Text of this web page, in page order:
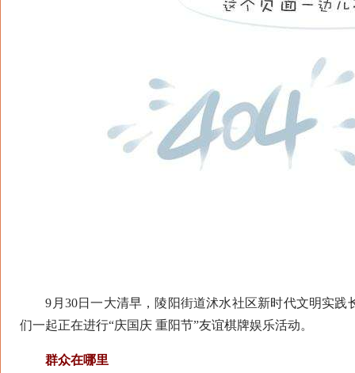
9月30日一大清早，陵阳街道沭水社区新时代文明实践
们一起正在进行“庆国庆 重阳节”友谊棋牌娱乐活动。
群众在哪里